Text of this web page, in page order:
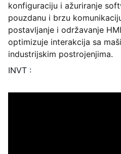
konfiguraciju i ažuriranje
pouzdanu i brzu
postavljanje i održavanje
optimizuje interakcija sa
industrijskim postrojenjima.
INVT :